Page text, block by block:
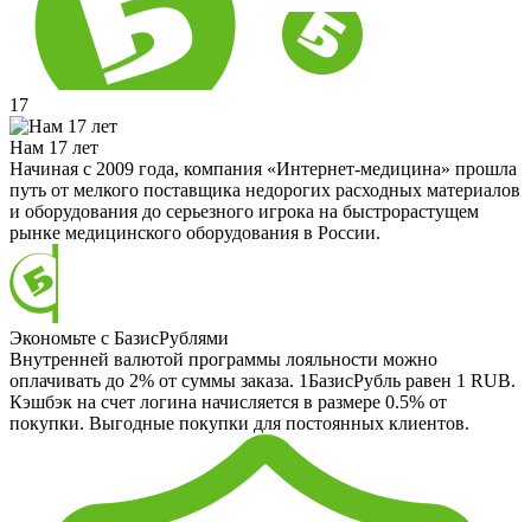
17
Нам 17 лет
Начиная с 2009 года, компания «Интернет-медицина» прошла
путь от мелкого поставщика недорогих расходных материалов
и оборудования до серьезного игрока на быстрорастущем
рынке медицинского оборудования в России.
Экономьте с БазисРублями
Внутренней валютой программы лояльности можно
оплачивать до 2% от суммы заказа. 1БазисРубль равен 1 RUB.
Кэшбэк на счет логина начисляется в размере 0.5% от
покупки. Выгодные покупки для постоянных клиентов.